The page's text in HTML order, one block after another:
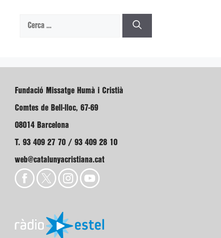
Cerca:
Fundació Missatge Humà i Cristià
Comtes de Bell-lloc, 67-69
08014 Barcelona
T. 93 409 27 70 / 93 409 28 10
web@catalunyacristiana.cat